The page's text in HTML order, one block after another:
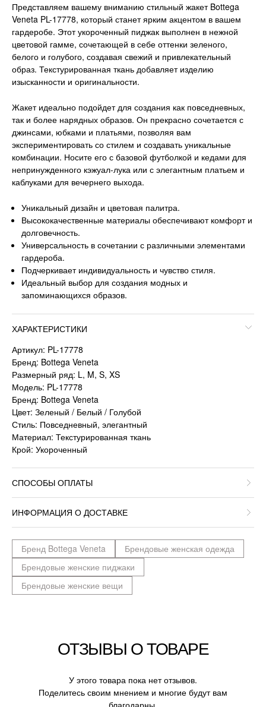
Представляем вашему вниманию стильный жакет Bottega
Veneta PL-17778, который станет ярким акцентом в вашем
гардеробе. Этот укороченный пиджак выполнен в нежной
цветовой гамме, сочетающей в себе оттенки зеленого,
белого и голубого, создавая свежий и привлекательный
образ. Текстурированная ткань добавляет изделию
изысканности и оригинальности.
Жакет идеально подойдет для создания как повседневных,
так и более нарядных образов. Он прекрасно сочетается с
джинсами, юбками и платьями, позволяя вам
экспериментировать со стилем и создавать уникальные
комбинации. Носите его с базовой футболкой и кедами для
непринужденного кэжуал-лука или с элегантным платьем и
каблуками для вечернего выхода.
Уникальный дизайн и цветовая палитра.
Высококачественные материалы обеспечивают комфорт и
долговечность.
Универсальность в сочетании с различными элементами
гардероба.
Подчеркивает индивидуальность и чувство стиля.
Идеальный выбор для создания модных и
запоминающихся образов.
ХАРАКТЕРИСТИКИ
Артикул: PL-17778
Бренд: Bottega Veneta
Размерный ряд: L, M, S, XS
Модель: PL-17778
Бренд: Bottega Veneta
Цвет: Зеленый / Белый / Голубой
Стиль: Повседневный, элегантный
Материал: Текстурированная ткань
Крой: Укороченный
СПОСОБЫ ОПЛАТЫ
ИНФОРМАЦИЯ О ДОСТАВКЕ
Бренд Bottega Veneta
Брендовые женская одежда
Брендовые женские пиджаки
Брендовые женские вещи
ОТЗЫВЫ О ТОВАРЕ
У этого товара пока нет отзывов.
Поделитесь своим мнением и многие будут вам